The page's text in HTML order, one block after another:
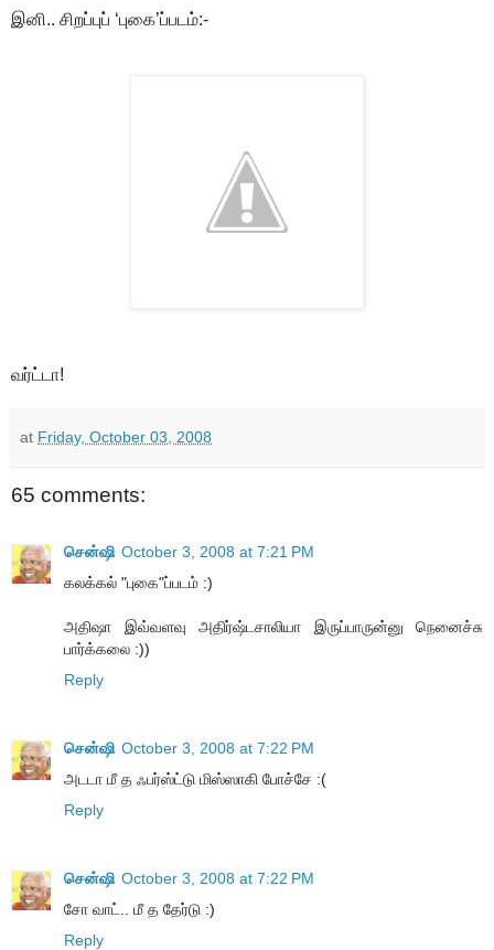
இனி.. சிறப்புப் ‘புகை’ப்படம்:-
வர்ட்டா!
at Friday, October 03, 2008
65 comments:
சென்ஷி October 3, 2008 at 7:21 PM
கலக்கல் "புகை"ப்படம் :)
அதிஷா இவ்வளவு அதிர்ஷ்டசாலியா இருப்பாருன்னு நெனைச்சு
பார்க்கலை :))
Reply
சென்ஷி October 3, 2008 at 7:22 PM
அடடா மீ த ஃபர்ஸ்ட்டு மிஸ்ஸாகி போச்சே :(
Reply
சென்ஷி October 3, 2008 at 7:22 PM
சோ வாட்.. மீ த தேர்டு :)
Reply